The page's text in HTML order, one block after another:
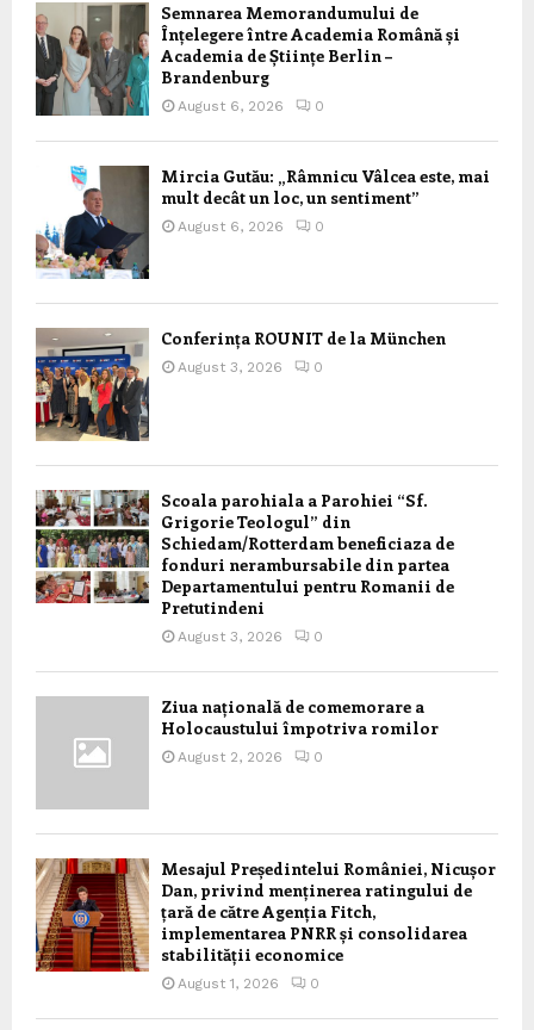
Semnarea Memorandumului de
Înțelegere între Academia Română și
Academia de Științe Berlin –
Brandenburg
August 6, 2026 0
Mircia Gutău: „Râmnicu Vâlcea este, mai
mult decât un loc, un sentiment”
August 6, 2026 0
Conferința ROUNIT de la München
August 3, 2026 0
Scoala parohiala a Parohiei “Sf.
Grigorie Teologul” din
Schiedam/Rotterdam beneficiaza de
fonduri nerambursabile din partea
Departamentului pentru Romanii de
Pretutindeni
August 3, 2026 0
Ziua națională de comemorare a
Holocaustului împotriva romilor
August 2, 2026 0
Mesajul Președintelui României, Nicușor
Dan, privind menținerea ratingului de
țară de către Agenția Fitch,
implementarea PNRR și consolidarea
stabilității economice
August 1, 2026 0